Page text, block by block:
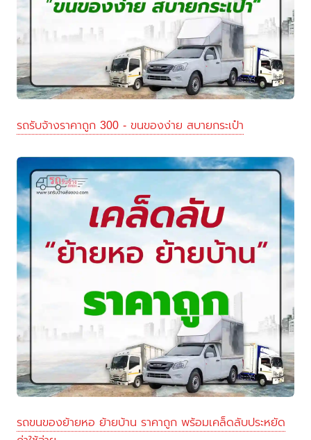
รถรับจ้างราคาถูก 300 - ขนของง่าย สบายกระเป๋า
รถขนของย้ายหอ ย้ายบ้าน ราคาถูก พร้อมเคล็ดลับประหยัด